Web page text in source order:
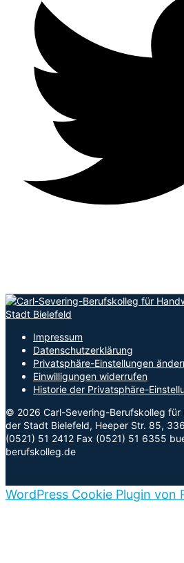
Impressum
Datenschutzerklärung
Privatsphäre-Einstellungen
Einwilligungen widerrufen
Historie der Privatsphäre-
© 2026 Carl-Severing-Berufskolleg für
der Stadt Bielefeld, Heeper Str. 85,
(0521) 51 2412 Fax (0521) 51 6355
berufskolleg.de
WordPress Cookie Plugin von